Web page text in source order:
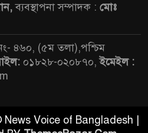
ব্যবস্থাপনা সম্পাদক : মোঃ
৪৬০, (৫ম তলা),পশ্চিম
০১৮২৮-০২০৮৭০,ইমেইল :
Voice of Bangladesh |